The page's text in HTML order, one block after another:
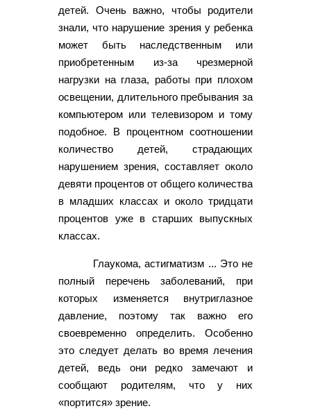
детей. Очень важно, чтобы родители
знали, что нарушение зрения у ребенка
может быть наследственным или
приобретенным из-за чрезмерной
нагрузки на глаза, работы при плохом
освещении, длительного пребывания за
компьютером или телевизором и тому
подобное. В процентном соотношении
количество детей, страдающих
нарушением зрения, составляет около
девяти процентов от общего количества
в младших классах и около тридцати
процентов уже в старших выпускных
классах.
Глаукома, астигматизм ... Это не
полный перечень заболеваний, при
которых изменяется внутриглазное
давление, поэтому так важно его
своевременно определить. Особенно
это следует делать во время лечения
детей, ведь они редко замечают и
сообщают родителям, что у них
«портится» зрение.